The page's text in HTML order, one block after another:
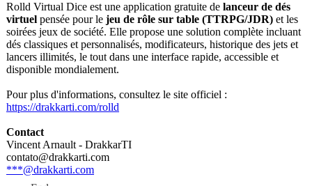
Rolld Virtual Dice est une application gratuite de lanceur de dés
virtuel pensée pour le jeu de rôle sur table (TTRPG/JDR) et les
soirées jeux de société. Elle propose une solution complète incluant
dés classiques et personnalisés, modificateurs, historique des jets et
lancers illimités, le tout dans une interface rapide, accessible et
disponible mondialement.
Pour plus d'informations, consultez le site officiel :
https://drakkarti.com/rolld
Contact
Vincent Arnault - DrakkarTI
contato@drakkarti.com
***@drakkarti.com